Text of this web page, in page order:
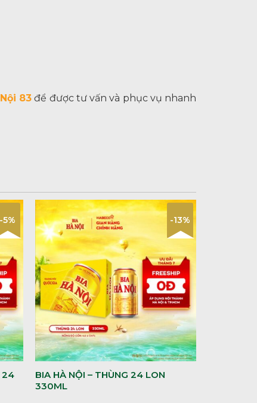
83 để được tư vấn và phục vụ nhanh
-5%
24
-13%
BIA HÀ NỘI – THÙNG 24 LON
330ML